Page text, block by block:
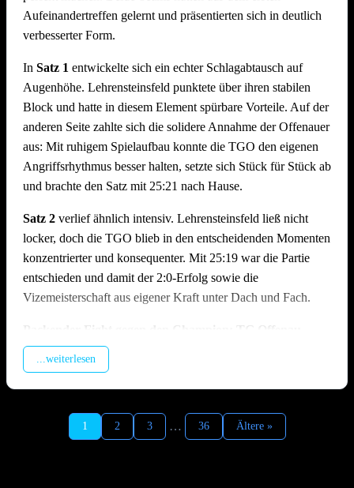
Glückwunsch!
Aufeinandertreffen gelernt und präsentierten sich in deutlich
verbesserter Form.
In Satz 1 entwickelte sich ein echter Schlagabtausch auf
Augenhöhe. Lehrensteinsfeld punktete über ihren stabilen
Block und hatte in diesem Element spürbare Vorteile. Auf der
anderen Seite zahlte sich die solidere Annahme der Offenauer
aus: Mit ruhigem Spielaufbau konnte die TGO den eigenen
Angriffsrhythmus besser halten, setzte sich Stück für Stück ab
und brachte den Satz mit 25:21 nach Hause.
Satz 2 verlief ähnlich intensiv. Lehrensteinsfeld ließ nicht
locker, doch die TGO blieb in den entscheidenden Momenten
konzentrierter und konsequenter. Mit 25:19 war die Partie
entschieden und damit der 2:0-Erfolg sowie die
Vizemeisterschaft aus eigener Kraft unter Dach und Fach.
Packender Fight gegen den Champion: TG Offenau –
TSV Ilshofen | 1:2 (19:25, 25:23, 18:25)
Satz 1 geriet die TGO früh in Rückstand, da der enorme
Aufschlagsdruck der Gäste den Spielaufbau erschwerte und
...weiterlesen
1 2 3 … 36 Ältere »